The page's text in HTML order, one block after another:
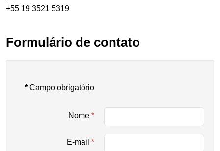
+55 19 3521 5319
Formulário de contato
* Campo obrigatório
Nome *
E-mail *